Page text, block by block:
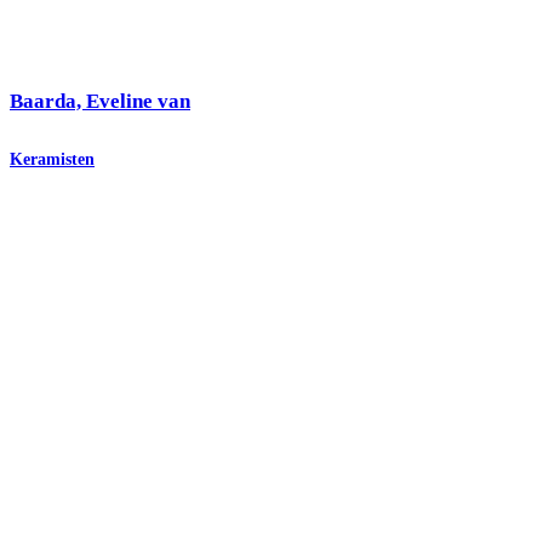
Baarda, Eveline van
Keramisten